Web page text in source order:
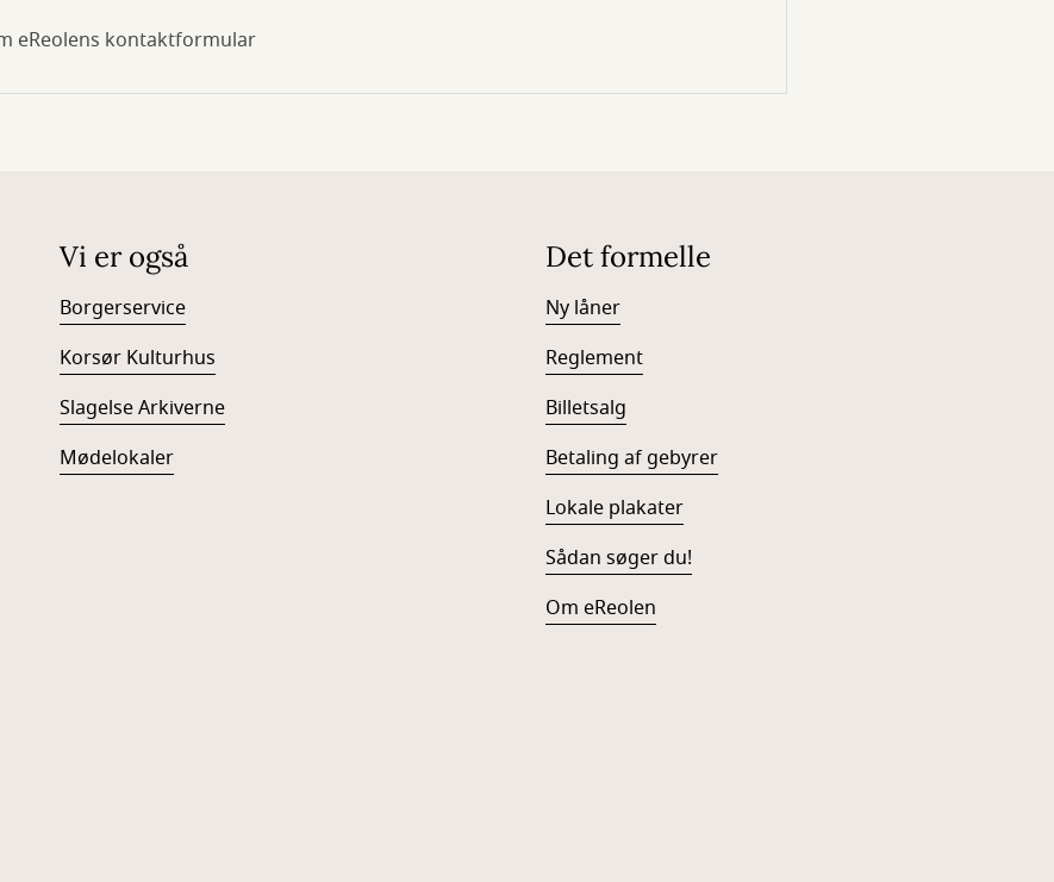
eReolens kontaktformular
Vi er også
Borgerservice
Korsør Kulturhus
Slagelse Arkiverne
Mødelokaler
Det formelle
Ny låner
Reglement
Billetsalg
Betaling af gebyrer
Lokale plakater
Sådan søger du!
Om eReolen